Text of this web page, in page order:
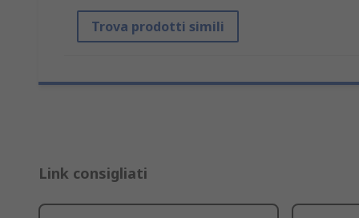
Trova prodotti simili
Link consigliati